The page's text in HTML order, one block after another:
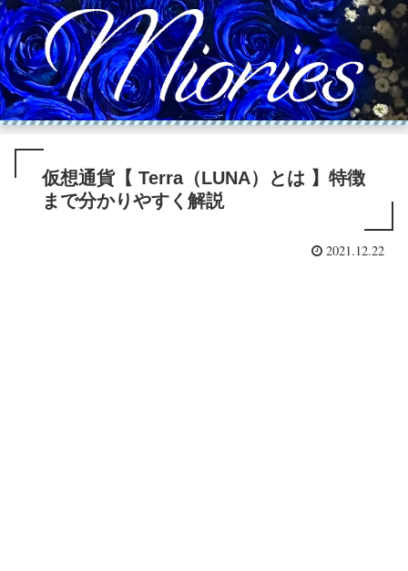
仮想通貨【 Terra（LUNA）とは 】特徴
まで分かりやすく解説
2021.12.22